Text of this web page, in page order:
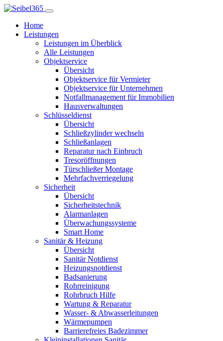
Home
Leistungen
Leistungen im Überblick
Alle Leistungen
Objektservice
Übersicht
Objektservice für Vermieter
Objektservice für Unternehmen
Notfallmanagement für Immobilien
Hausverwaltungen
Schlüsseldienst
Übersicht
Schließzylinder wechseln
Schließanlagen
Reparatur nach Einbruch
Tresoröffnungen
Türschließer Montage
Mehrfachverriegelung
Sicherheit
Übersicht
Sicherheitstechnik
Alarmanlagen
Überwachungssysteme
Smart Home
Sanitär & Heizung
Übersicht
Sanitär Notdienst
Heizungsnotdienst
Badsanierung
Rohrreinigung
Rohrbruch Hilfe
Wartung & Reparatur
Wasser- & Abwasserleitungen
Wärmepumpen
Barrierefreies Badezimmer